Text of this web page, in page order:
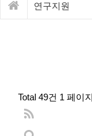
연구지원
Total 49건 1 페이지